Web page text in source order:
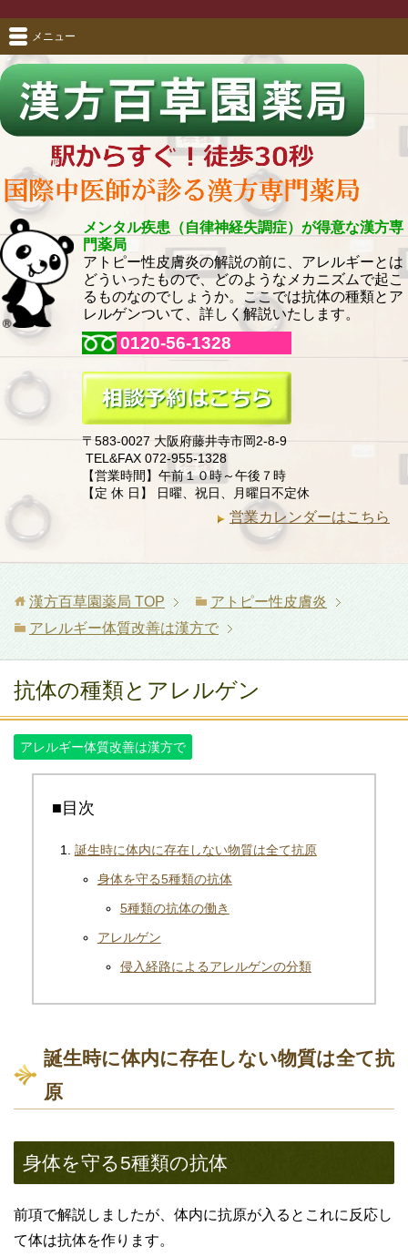
メンタル疾患（自律神経失調症）が得意な漢方専
門薬局
アトピー性皮膚炎の解説の前に、アレルギーとは
どういったもので、どのようなメカニズムで起こ
るものなのでしょうか。ここでは抗体の種類とア
レルゲンついて、詳しく解説いたします。
0120-56-1328
〒583-0027 大阪府藤井寺市岡2-8-9
TEL&FAX 072-955-1328
【営業時間】午前１０時～午後７時
【定 休 日】 日曜、祝日、月曜日不定休
営業カレンダーはこちら
メニュー
漢方百草園薬局 TOP
アトピー性皮膚炎
アレルギー体質改善は漢方で
抗体の種類とアレルゲン
アレルギー体質改善は漢方で
■目次
誕生時に体内に存在しない物質は全て抗原
身体を守る5種類の抗体
5種類の抗体の働き
アレルゲン
侵入経路によるアレルゲンの分類
誕生時に体内に存在しない物質は全て抗
原
身体を守る5種類の抗体
前項で解説しましたが、体内に抗原が入るとこれに反応し
て体は抗体を作ります。